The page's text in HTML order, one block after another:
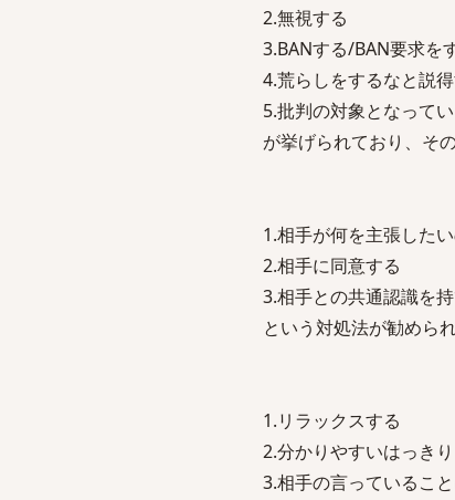
2.無視する
3.BANする/BAN要求を
4.荒らしをするなと説
5.批判の対象となって
が挙げられており、そ
1.相手が何を主張した
2.相手に同意する
3.相手との共通認識を
という対処法が勧めら
1.リラックスする
2.分かりやすいはっき
3.相手の言っているこ